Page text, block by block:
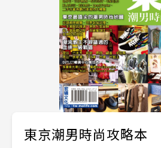
東京潮男時尚攻略本